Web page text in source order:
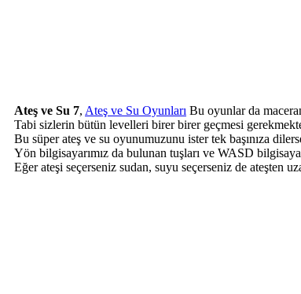
Ateş ve Su 7, Ateş ve Su Oyunları Bu oyunlar da
Tabi sizlerin bütün levelleri birer birer geçmesi
Bu süper ateş ve su oyunumuzunu ister tek başınıza
Yön bilgisayarımız da bulunan tuşları ve WASD
Eğer ateşi seçerseniz sudan, suyu seçerseniz de ateşten